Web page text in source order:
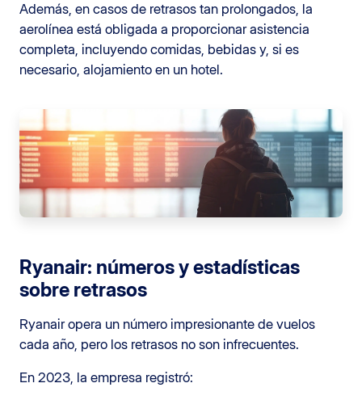
Además, en casos de retrasos tan prolongados, la
aerolínea está obligada a proporcionar asistencia
completa, incluyendo comidas, bebidas y, si es
necesario, alojamiento en un hotel.
Ryanair: números y estadísticas
sobre retrasos
Ryanair opera un número impresionante de vuelos
cada año, pero los retrasos no son infrecuentes.
En 2023, la empresa registró: